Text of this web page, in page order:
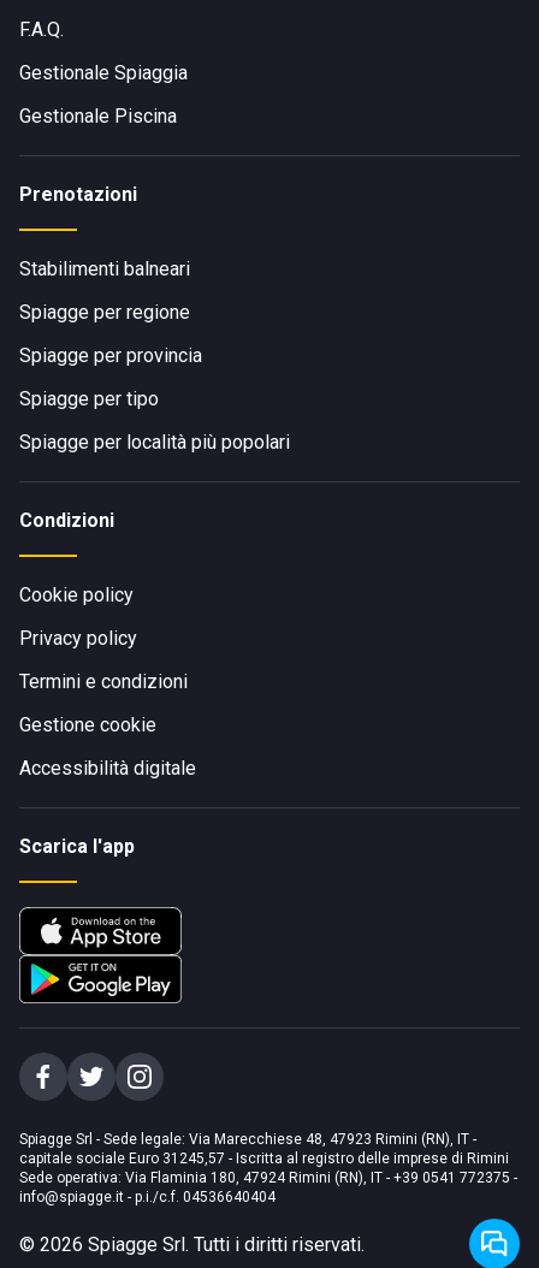
F.A.Q.
Gestionale Spiaggia
Gestionale Piscina
Prenotazioni
Stabilimenti balneari
Spiagge per regione
Spiagge per provincia
Spiagge per tipo
Spiagge per località più popolari
Condizioni
Cookie policy
Privacy policy
Termini e condizioni
Gestione cookie
Accessibilità digitale
Scarica l'app
Spiagge Srl - Sede legale: Via Marecchiese 48, 47923 Rimini (RN), IT -
capitale sociale Euro 31245,57 - Iscritta al registro delle imprese di Rimini
Sede operativa: Via Flaminia 180, 47924 Rimini (RN), IT - +39 0541 772375 -
info@spiagge.it - p.i./c.f. 04536640404
© 2026 Spiagge Srl. Tutti i diritti riservati.